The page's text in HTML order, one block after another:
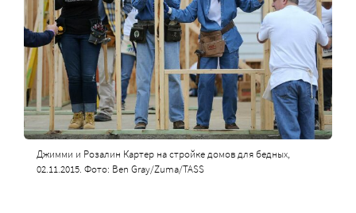
Джимми и Розалин Картер на стройке домов для бедных,
02.11.2015. Фото: Ben Gray/Zuma/TASS